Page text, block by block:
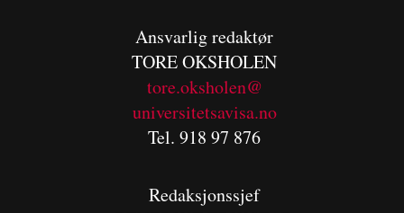
Ansvarlig redaktør
TORE OKSHOLEN
tore.oksholen@
universitetsavisa.no
Tel. 918 97 876
Redaksjonssjef